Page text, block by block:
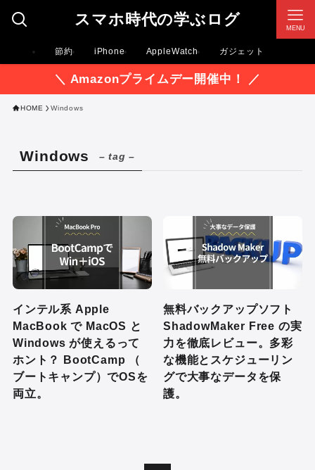
スマホ時代の学ぶログ MENU
節約 iPhone AppleWatch ガジェット
＼ Amazonプライムデー開催中！ ／
HOME Windows
Windows – tag –
インテル系 Apple
MacBook で MacOS と
Windows が使えるって
ホント？ BootCamp （
ブートキャンプ）でOSを
両立。
無料バックアップソフト
ShadowMaker Free の実
力を徹底レビュー。多彩
な機能とスケジューリン
グで大事なデータを保
護。